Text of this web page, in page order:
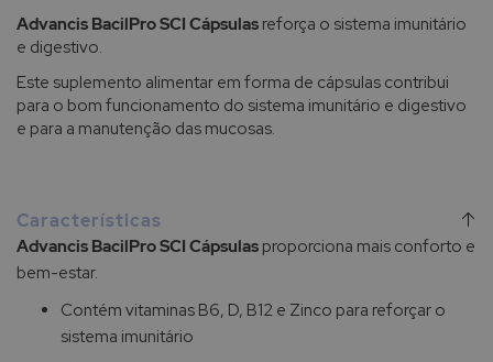
Advancis BacilPro SCI Cápsulas reforça o sistema imunitário
e digestivo.
Este suplemento alimentar em forma de cápsulas contribui
para o bom funcionamento do sistema imunitário e digestivo
e para a manutenção das mucosas.
Características
Advancis BacilPro SCI Cápsulas proporciona mais conforto e
bem-estar.
Contém vitaminas B6, D, B12 e Zinco para reforçar o
sistema imunitário